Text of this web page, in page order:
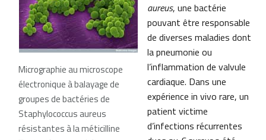
Micrographie au microscope
électronique à balayage de
groupes de bactéries de
Staphylococcus aureus
résistantes à la méticilline
aureus, une bactérie
pouvant être responsable
de diverses maladies dont
la pneumonie ou
l’inflammation de valvule
cardiaque. Dans une
expérience in vivo rare, un
patient victime
d’infections récurrentes